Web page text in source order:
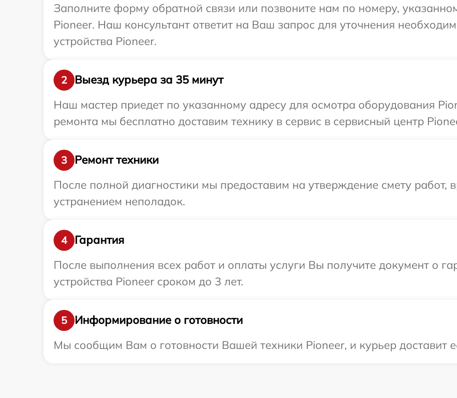
Заполните форму обратной связи или позвоните нам по номеру,
Pioneer. Наш консультант ответит на Ваш запрос для уточнения
устройства Pioneer.
2
Выезд курьера за 35 минут
Наш мастер приедет по указанному адресу для осмотра оборудования
ремонта мы бесплатно доставим технику в сервис в сервисный центр
3
Ремонт техники
После полной диагностики мы предоставим на утверждение смету работ,
устранением неполадок.
4
Гарантия
После выполнения всех работ и оплаты услуги Вы получите документ о
устройства Pioneer сроком до 3 лет.
5
Информирование о готовности
Мы сообщим Вам о готовности Вашей техники Pioneer, и курьер доставит